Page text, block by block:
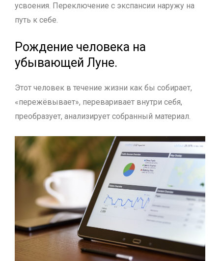
усвоения. Переключение с экспансии наружу на
путь к себе.
Рождение человека на
убывающей Луне.
Этот человек в течение жизни как бы собирает,
«пережёвывает», переваривает внутри себя,
преобразует, анализирует собранный материал.